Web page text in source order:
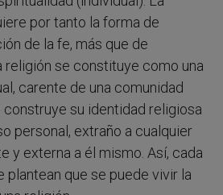
por tanto la forma de
de la fe, más que de
religión se constituye como una
carente de una comunidad
su identidad religiosa
personal, extraño a cualquier
y externa a él mismo. Así, cada
plantean que se puede vivir la